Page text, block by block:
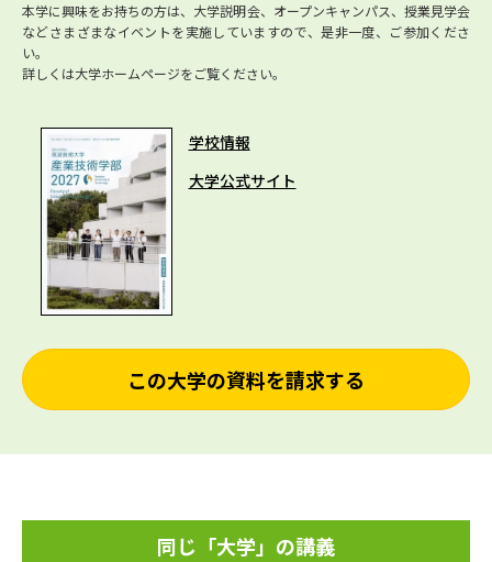
本学に興味をお持ちの方は、大学説明会、オープンキャンパス、授業見学会
などさまざまなイベントを実施していますので、是非一度、ご参加くださ
い。
詳しくは大学ホームページをご覧ください。
学校情報
大学公式サイト
この大学の資料を請求する
同じ「大学」の講義